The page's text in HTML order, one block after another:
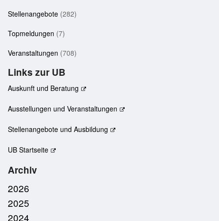
Stellenangebote (282)
Topmeldungen (7)
Veranstaltungen (708)
Links zur UB
Auskunft und Beratung
Ausstellungen und Veranstaltungen
Stellenangebote und Ausbildung
UB Startseite
Archiv
2026
2025
2024